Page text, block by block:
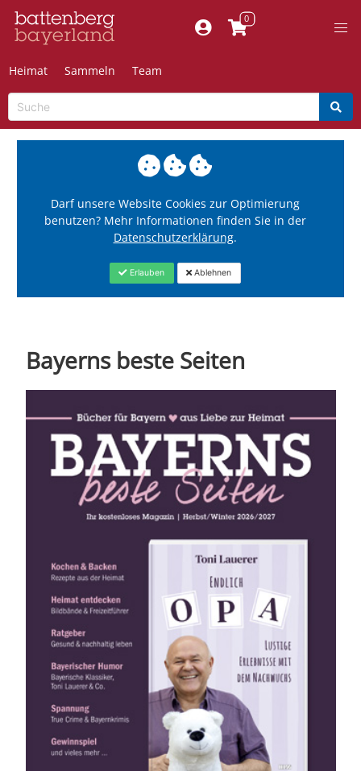
Heimat Sammeln Team
Darf unsere Website Cookies zur Optimierung
benutzen? Mehr Informationen finden Sie in der
Datenschutzerklärung.
Erlauben Ablehnen
Bayerns beste Seiten